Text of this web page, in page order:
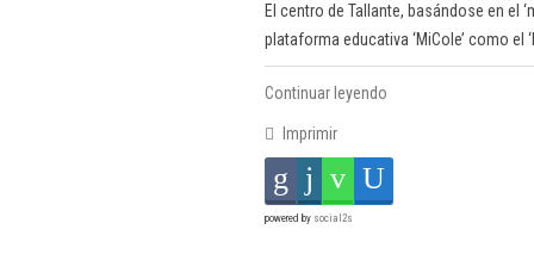
El centro de Tallante, basándose en el
plataforma educativa ‘MiCole’ como el
Continuar leyendo
Imprimir
powered by social2s